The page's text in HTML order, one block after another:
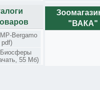
Bergamo
pdf)
Биосферы
55 Мб)
"ВАКА"